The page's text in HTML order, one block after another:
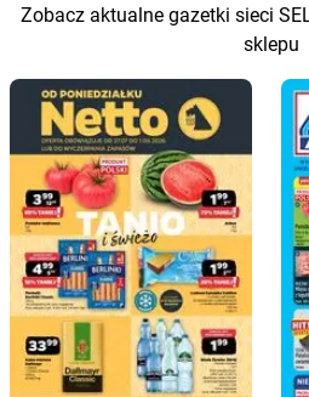
Zobacz aktualne gazetki sieci
sklepu